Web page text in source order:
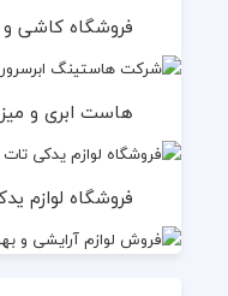
فروشگاه کاشی
هاست ابری و
فروشگاه لوازم